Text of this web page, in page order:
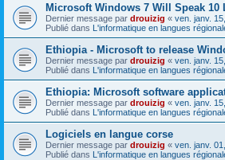
Microsoft Windows 7 Will Speak 10
Dernier message par drouizig « ven. janv.
Publié dans L'informatique en langues
Ethiopia - Microsoft to release
Dernier message par drouizig « ven. janv.
Publié dans L'informatique en langues
Ethiopia: Microsoft software
Dernier message par drouizig « ven. janv.
Publié dans L'informatique en langues
Logiciels en langue corse
Dernier message par drouizig « ven. janv.
Publié dans L'informatique en langues